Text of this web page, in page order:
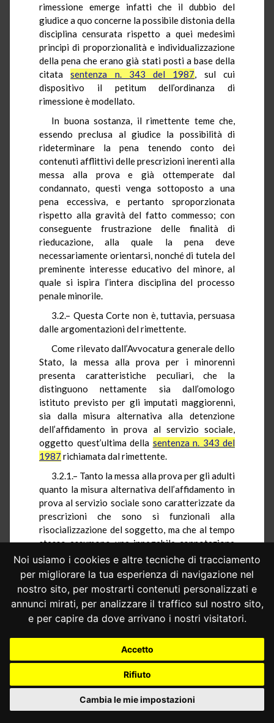
Noi usiamo i cookies e altre tecniche di tracciamento
per migliorare la tua esperienza di navigazione nel
nostro sito, per mostrarti contenuti personalizzati e
annunci mirati, per analizzare il traffico sul nostro sito,
e per capire da dove arrivano i nostri visitatori.
Accetto
Rifiuto
Cambia le mie impostazioni
rimessione emerge infatti che il dubbio del
giudice a quo concerne la possibile distonia della
disciplina censurata rispetto a quei medesimi
principi di proporzionalità e individualizzazione
della pena che erano già stati posti a base della
citatasentenza n. 343 del 1987, sul cui
dispositivo il petitum dell’ordinanza di
rimessione è modellato.
In buona sostanza, il rimettente teme che,
essendo preclusa al giudice la possibilità di
rideterminare la pena tenendo conto dei
contenuti afflittivi delle prescrizioni inerenti alla
messa alla prova e già ottemperate dal
condannato, questi venga sottoposto a una
pena eccessiva, e pertanto sproporzionata
rispetto alla gravità del fatto commesso; con
conseguente frustrazione delle finalità di
rieducazione, alla quale la pena deve
necessariamente orientarsi, nonché di tutela del
preminente interesse educativo del minore, al
quale si ispira l’intera disciplina del processo
penale minorile.
3.2.– Questa Corte non è, tuttavia, persuasa
dalle argomentazioni del rimettente.
Come rilevato dall’Avvocatura generale dello
Stato, la messa alla prova per i minorenni
presenta caratteristiche peculiari, che la
distinguono nettamente sia dall’omologo
istituto previsto per gli imputati maggiorenni,
sia dalla misura alternativa alla detenzione
dell’affidamento in prova al servizio sociale,
oggetto quest’ultima della sentenza n. 343 del
1987 richiamata dal rimettente.
3.2.1.– Tanto la messa alla prova per gli adulti
quanto la misura alternativa dell’affidamento in
prova al servizio sociale sono caratterizzate da
prescrizioni che sono sì funzionali alla
risocializzazione del soggetto, ma che al tempo
stesso assumono una innegabile connotazione
sanzionatoria rispetto al fatto di reato.
Ciò appare evidente rispetto alla misura
dell’affidamento in prova al servizio sociale, che
è concepita dal legislatore come strumento di
espiazione della pena, alternativo rispetto alla
afflittivo rispetto al carcere, ma egualmente
connotato in senso sanzionatorio rispetto al
reato commesso, tanto che l’esito positivo
dell’affidamento in prova estingue la pena
detentiva e ogni altro effetto penale (art. 47,
comma 12, ordin. penit.).